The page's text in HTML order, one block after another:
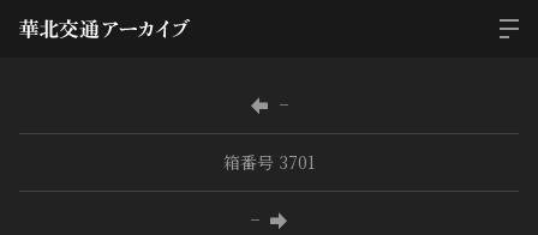
−
箱番号 3701
−